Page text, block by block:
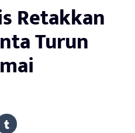
Retakkan
Turun